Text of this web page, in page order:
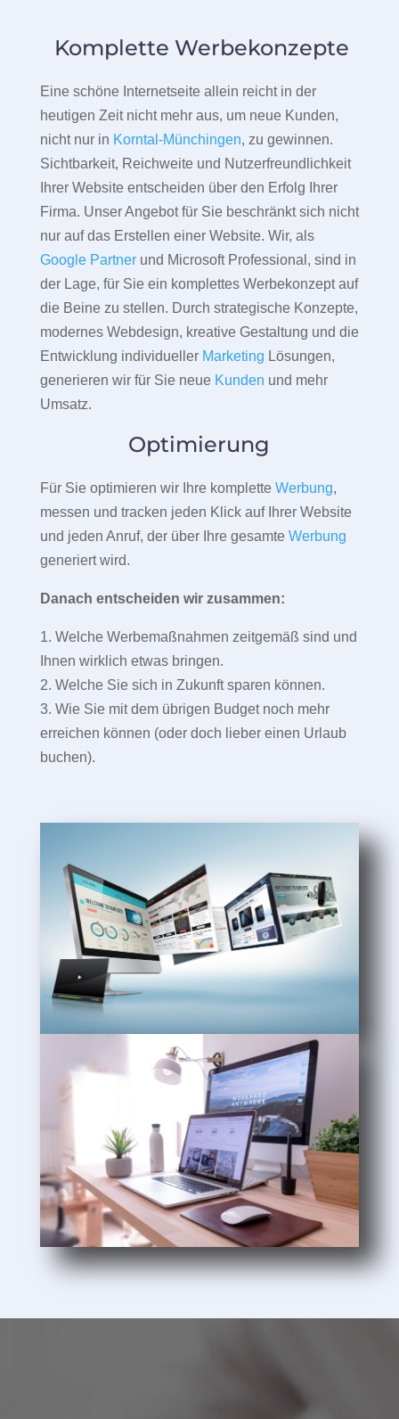
Komplette Werbekonzepte
Eine schöne Internetseite allein reicht in der
heutigen Zeit nicht mehr aus, um neue Kunden,
nicht nur in Korntal-Münchingen, zu gewinnen.
Sichtbarkeit, Reichweite und Nutzerfreundlichkeit
Ihrer Website entscheiden über den Erfolg Ihrer
Firma. Unser Angebot für Sie beschränkt sich nicht
nur auf das Erstellen einer Website. Wir, als
Google Partnerund Microsoft Professional, sind in
der Lage, für Sie ein komplettes Werbekonzept auf
die Beine zu stellen. Durch strategische Konzepte,
modernes Webdesign, kreative Gestaltung und die
Entwicklung individueller Marketing Lösungen,
generieren wir für Sie neue Kunden und mehr
Umsatz.
Optimierung
Für Sie optimieren wir Ihre komplette Werbung,
messen und tracken jeden Klick auf Ihrer Website
und jeden Anruf, der über Ihre gesamte Werbung
generiert wird.
Danach entscheiden wir zusammen:
1. Welche Werbemaßnahmen zeitgemäß sind und
Ihnen wirklich etwas bringen.
2. Welche Sie sich in Zukunft sparen können.
3. Wie Sie mit dem übrigen Budget noch mehr
erreichen können (oder doch lieber einen Urlaub
buchen).